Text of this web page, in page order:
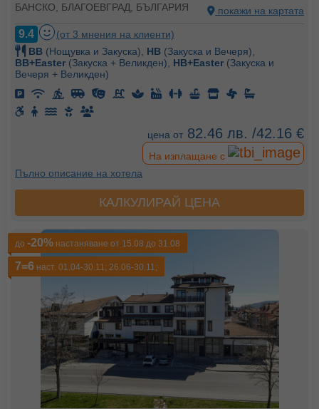
БАНСКО, БЛАГОЕВГРАД, БЪЛГАРИЯ покажи на картата
9.4
(от 3 мнения на клиенти)
BB (Нощувка и Закуска), HB (Закуска и Вечеря),
BB+Easter (Закуска + Великден), HB+Easter (Закуска и
Вечеря + Великден)
цена от 82.46 лв. /42.16 €
На изплащане с
Пълно описание на хотела
КАЛКУЛИРАЙ ЦЕНА
до -20% настаняване от 15.08 до 31.08
7=6 наст. 01.04-30.11; 26.06-30.11;